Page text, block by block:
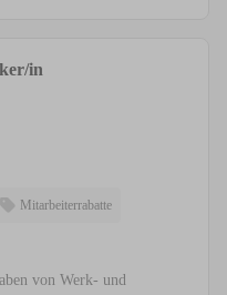
in
Mitarbeiterrabatte
von Werk- und